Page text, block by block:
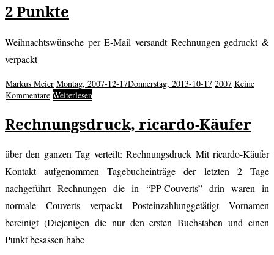
2 Punkte
Weihnachtswünsche per E-Mail versandt Rechnungen gedruckt &
verpackt
Markus Meier Montag, 2007-12-17Donnerstag, 2013-10-17 2007 Keine
Kommentare Weiterlesen
Rechnungsdruck, ricardo-Käufer
über den ganzen Tag verteilt: Rechnungsdruck Mit ricardo-Käufer
Kontakt aufgenommen Tagebucheinträge der letzten 2 Tage
nachgeführt Rechnungen die in “PP-Couverts” drin waren in
normale Couverts verpackt Posteinzahlunggetätigt Vornamen
bereinigt (Diejenigen die nur den ersten Buchstaben und einen
Punkt besassen habe